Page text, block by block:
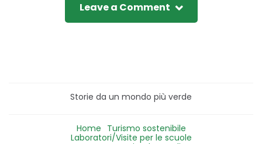
Leave a Comment
Storie da un mondo più verde
Home Turismo sostenibile
Laboratori/Visite per le scuole